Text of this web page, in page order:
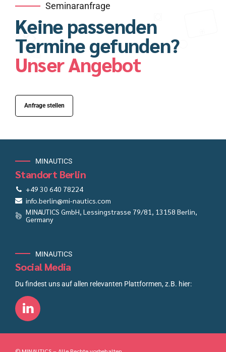
Seminaranfrage
Keine passenden
Termine gefunden?
Unser Angebot
Anfrage stellen
MINAUTICS
Standort Berlin
+49 30 640 78224
info.berlin@mi-nautics.com
MINAUTICS GmbH, Lessingstrasse 79/81, 13158 Berlin,
Germany
MINAUTICS
Social Media
Du findest uns auf allen relevanten Plattformen, z.B. hier: